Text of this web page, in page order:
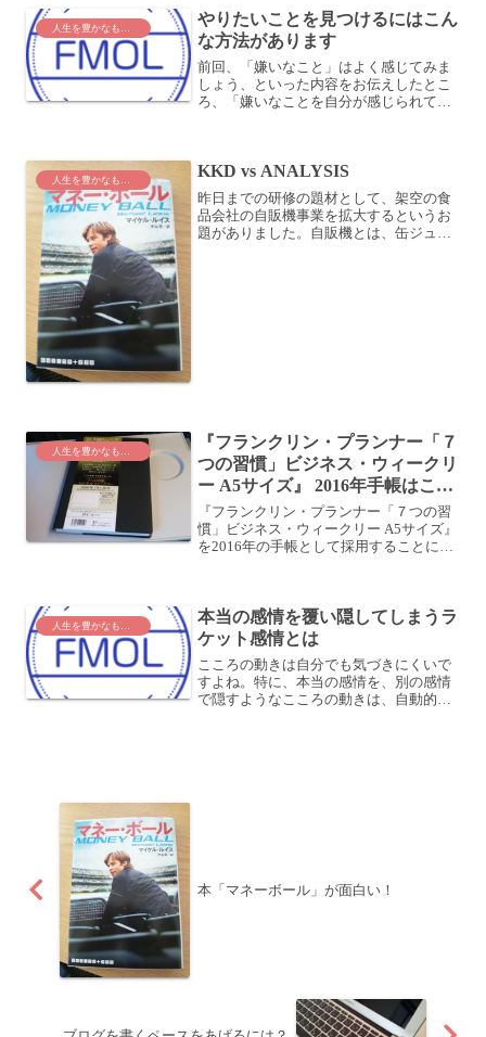
なーとか。うまくいくかなー...
やりたいことを見つけるにはこん
な方法があります
前回、「嫌いなこと」はよく感じてみま
しょう、といった内容をお伝えしたとこ
ろ、「嫌いなことを自分が感じられてい
問がありました。一番いい...
人生を豊かなものに KKD vs ANALYSIS
昨日までの研修の題材として、架空の食
品会社の自販機事業を拡大するというお
題がありました。自販機とは、缶ジュー
『フランクリン・プランナー「７
つの習慣」ビジネス・ウィークリ
ー A5サイズ』 2016年手帳はこれ
に決定
『フランクリン・プランナー「７つの習
慣」ビジネス・ウィークリー A5サイズ』
を2016年の手帳として採用することにし
本当の感情を覆い隠してしまうラ
ケット感情とは
こころの動きは自分でも気づきにくいで
すよね。特に、本当の感情を、別の感情
で隠すようなこころの動きは、自動的
本「マネーボール」が面白い！